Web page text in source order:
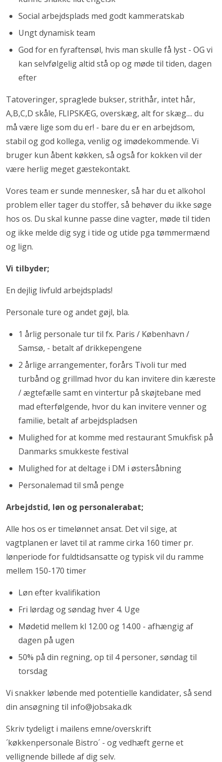
Social arbejdsplads med godt kammeratskab
Ungt dynamisk team
God for en fyraftensøl, hvis man skulle få lyst - OG vi
kan selvfølgelig altid stå op og møde til tiden, dagen
efter
Tatoveringer, spraglede bukser, strithår, intet hår,
A,B,C,D skåle, FLIPSKÆG, overskæg, alt for skæg.... du
må være lige som du er! - bare du er en arbejdsom,
stabil og god kollega, venlig og imødekommende. Vi
bruger kun åbent køkken, så også for kokken vil der
være herlig meget gæstekontakt.
Vores team er sunde mennesker, så har du et alkohol
problem eller tager du stoffer, så behøver du ikke søge
hos os. Du skal kunne passe dine vagter, møde til tiden
og ikke melde dig syg i tide og utide pga tømmermænd
og lign.
Vi tilbyder;
En dejlig livfuld arbejdsplads!
Personale ture og andet gøjl, bla.
1 årlig personale tur til fx. Paris / København /
Samsø, - betalt af drikkepengene
2 årlige arrangementer, forårs Tivoli tur med
turbånd og grillmad hvor du kan invitere din kæreste
/ ægtefælle samt en vintertur på skøjtebane med
mad efterfølgende, hvor du kan invitere venner og
familie, betalt af arbejdspladsen
Mulighed for at komme med restaurant Smukfisk på
Danmarks smukkeste festival
Mulighed for at deltage i DM i østersåbning
Personalemad til små penge
Arbejdstid, løn og personalerabat;
Alle hos os er timelønnet ansat. Det vil sige, at
vagtplanen er lavet til at ramme cirka 160 timer pr.
lønperiode for fuldtidsansatte og typisk vil du ramme
mellem 150-170 timer
Løn efter kvalifikation
Fri lørdag og søndag hver 4. Uge
Mødetid mellem kl 12.00 og 14.00 - afhængig af
dagen på ugen
50% på din regning, op til 4 personer, søndag til
torsdag
Vi snakker løbende med potentielle kandidater, så send
din ansøgning til info@jobsaka.dk
Skriv tydeligt i mailens emne/overskrift
´køkkenpersonale Bistro´ - og vedhæft gerne et
vellignende billede af dig selv.